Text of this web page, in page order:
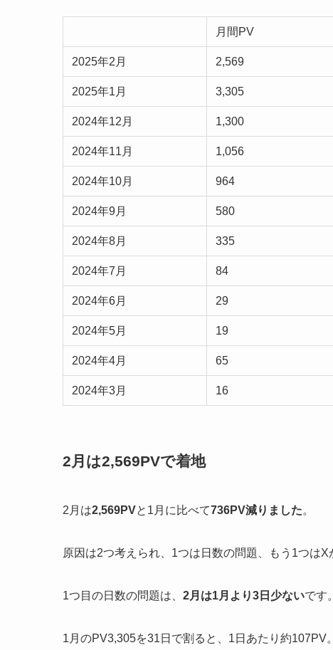
月間PV
2025年2月 2,569
2025年1月 3,305
2024年12月 1,300
2024年11月 1,056
2024年10月 964
2024年9月 580
2024年8月 335
2024年7月 84
2024年6月 29
2024年5月 19
2024年4月 65
2024年3月 16
2月は2,569PVで着地
2月は2,569PVと1月に比べて736PV減りました。
原因は2つ考えられ、1つは日数の問題、もう1つはX
1つ目の日数の問題は、 2月は1月より3日少ないです。
1月のPV3,305を31日で割ると、1日あたり約107PV。